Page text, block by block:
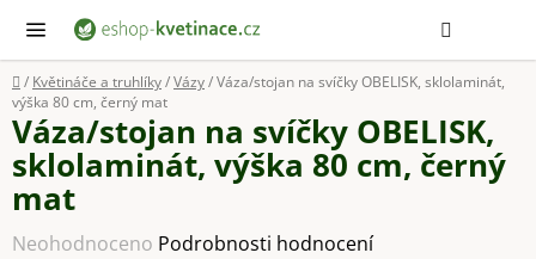
obsah
Domů
/ Květináče a truhlíky/Vázy/Váza/stojan na svíčky OBELISK, sklolaminát,
výška 80 cm, černý mat
Váza/stojan na svíčky OBELISK,
sklolaminát, výška 80 cm, černý
mat
Průměrné
Neohodnoceno Podrobnosti hodnocení